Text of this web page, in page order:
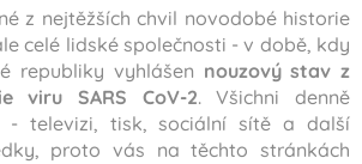
z nejtěžších chvil novodobé historie
celé lidské společnosti - v době, kdy
republiky vyhlášen nouzový stav z
viru SARS CoV-2. Všichni denně
- televizi, tisk, sociální sítě a další
proto vás na těchto stránkách